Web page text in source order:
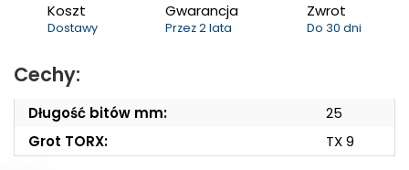
Koszt
Dostawy
Gwarancja
Przez 2 lata
Zwrot
Do 30 dni
Cechy:
Długość bitów mm:
25
Grot TORX:
TX 9